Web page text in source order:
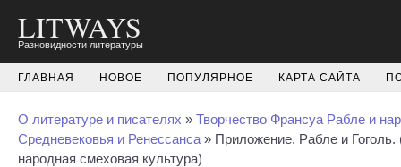
LITWAYS
Разновидности литературы
ГЛАВНАЯ НОВОЕ ПОПУЛЯРНОЕ КАРТА САЙТА
О литературе и писателях » Творчество Франсуа Рабле и
Средневековья и Ренессанса » Приложение. Рабле и Гоголь.
народная смеховая культура)